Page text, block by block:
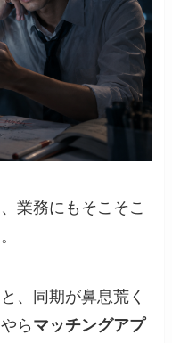
業務にもそこそこ
、同期が鼻息荒く
ら マッチングアプ